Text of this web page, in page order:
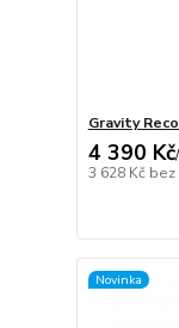
Gravity
4 390 Kč/
3 628 Kč bez
Novinka